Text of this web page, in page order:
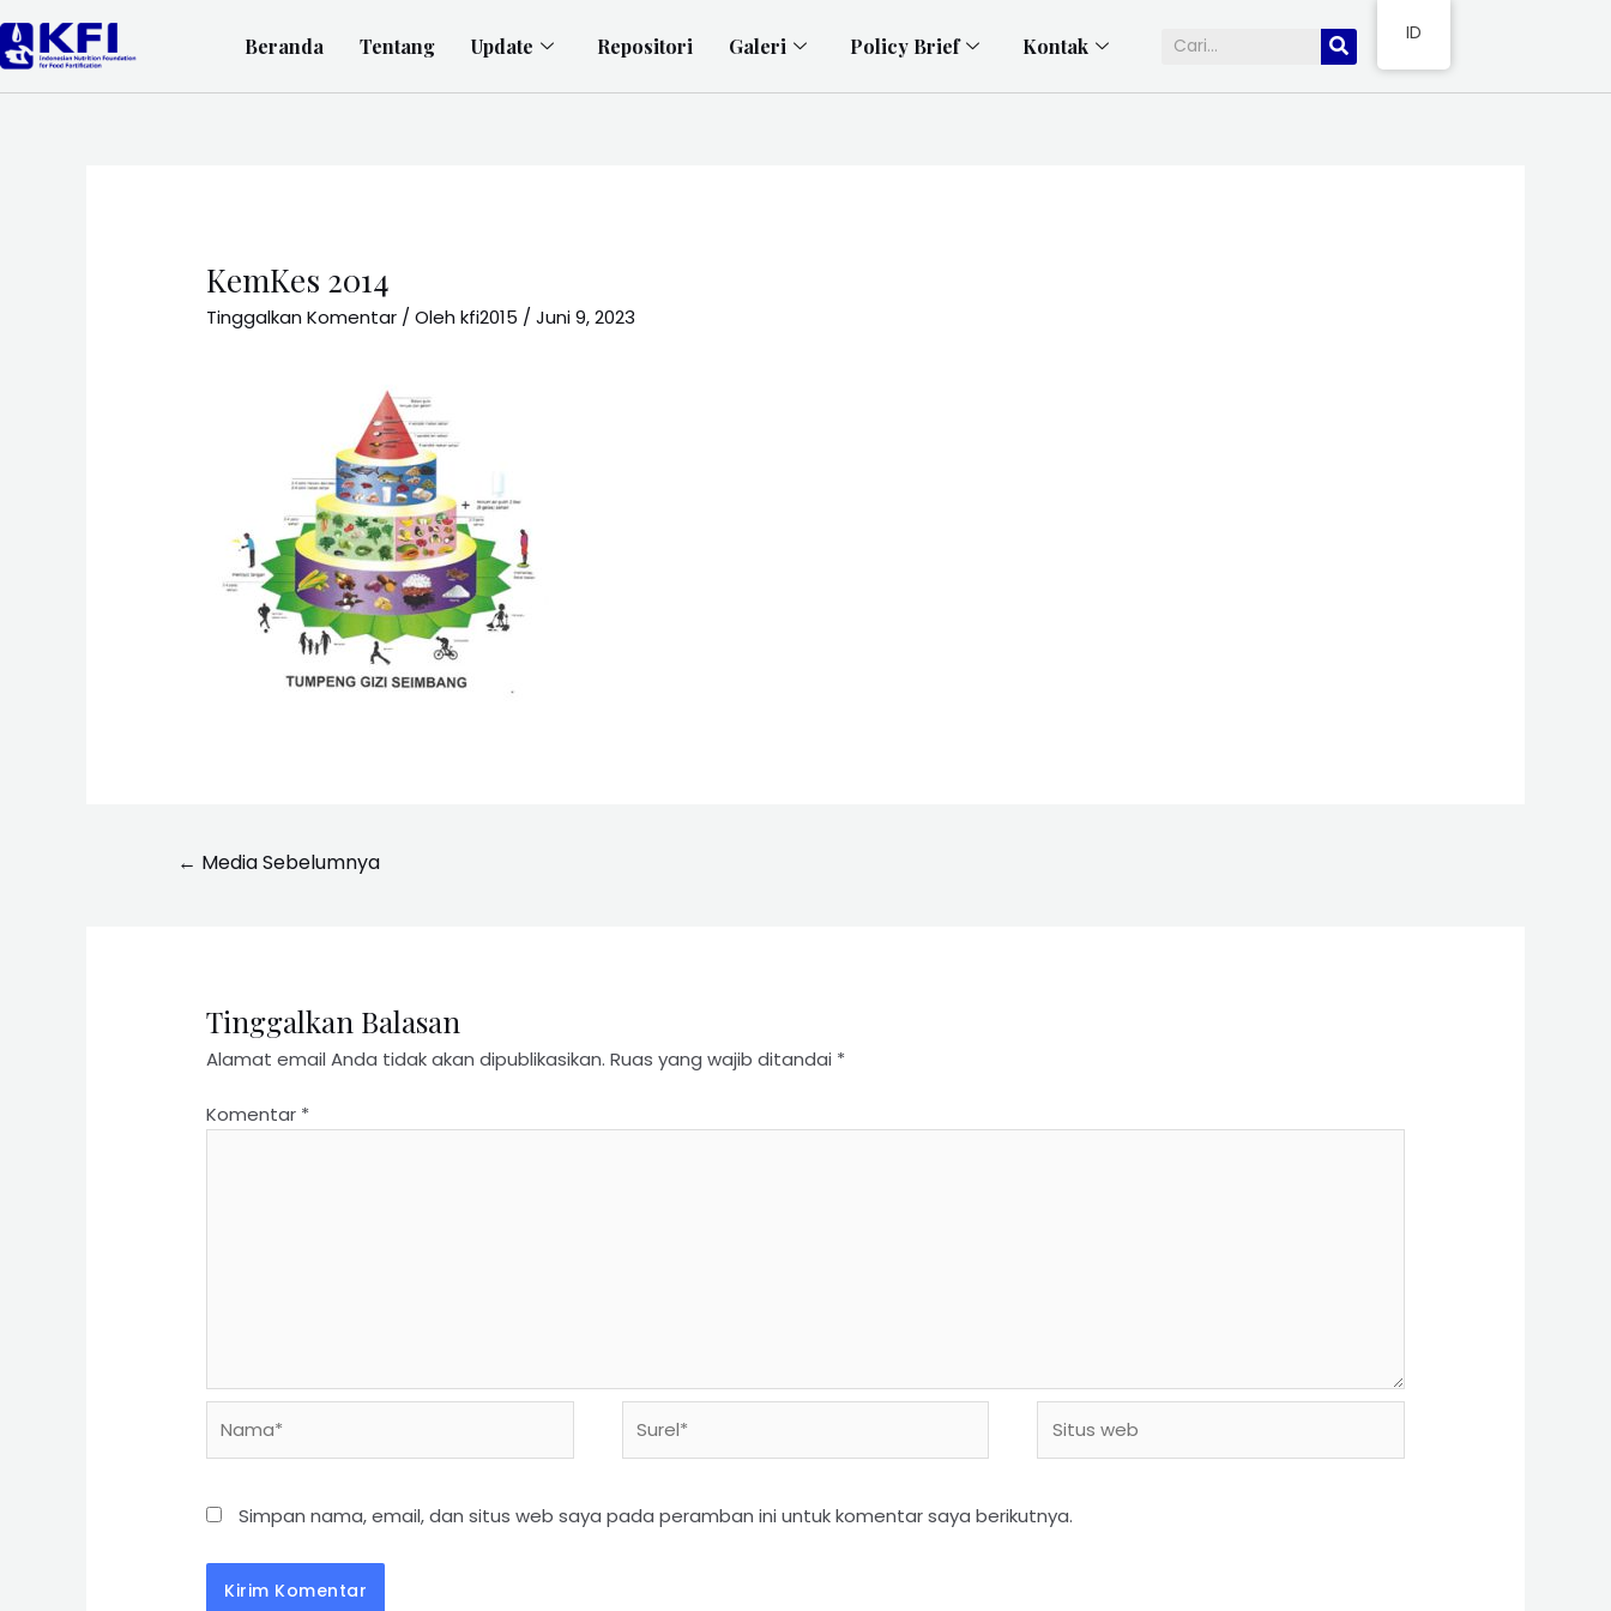
Beranda Tentang Update Repositori Galeri Policy Brief Kontak
KemKes 2014
Tinggalkan Komentar / Olehkfi2015 /Juni 9, 2023
← Media Sebelumnya
Tinggalkan Balasan
Alamat email Anda tidak akan dipublikasikan. Ruas yang wajib ditandai *
Komentar *
Simpan nama, email, dan situs web saya pada peramban ini untuk komentar saya berikutnya.
ID